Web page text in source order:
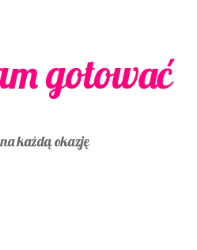
gotować
każdą okazję